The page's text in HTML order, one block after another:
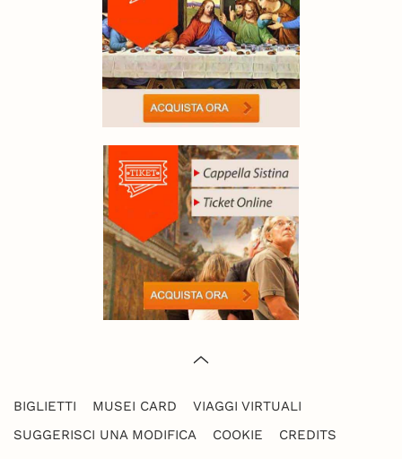
BIGLIETTI MUSEI CARD
VIAGGI VIRTUALI
SUGGERISCI UNA MODIFICA
COOKIE CREDITS